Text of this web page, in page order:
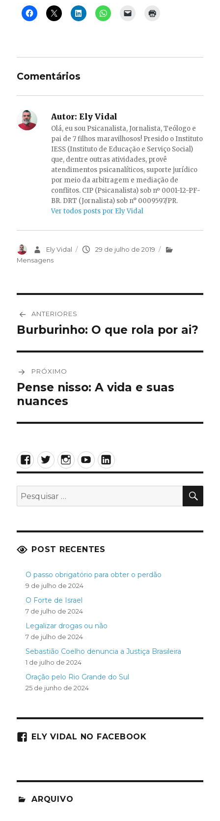
Comentários
Autor: Ely Vidal
Olá, eu sou Psicanalista, Jornalista, Teólogo e
pai de 7 filhos maravilhosos! Presido o Instituto
IESS (Instituto de Educação e Serviço Social)
que, dentre outras atividades, provê
atendimentos psicanalíticos, suporte jurídico
por meio da arbitragem e mediação de
conflitos. CIP (Psicanalista) sob nº 0001-12-PF-
BR. DRT (Jornalista) sob n° 0009597/PR.
Ver todos posts por Ely Vidal
AutorEly Vidal
Publicado
29 de julho de 2019
Categorias
Mensagens
de
ANTERIORES
Post
Burburinho: O que rola por ai?
PRÓXIMO
Próximo
post:
Pense nisso: A vida e suas
nuances
Facebook
TwitterInstagram
YouTubeLinkedIn
Pesquisar
POST RECENTES
O passo obrigatório para obter o perdão
9 de julho de 2024
O Forte de Israel
7 de julho de 2024
Legalizar drogas ou não
7 de julho de 2024
Sebastião Coelho denuncia a Justiça Brasileira
1 de julho de 2024
Oração pelo Rio Grande do Sul
25 de junho de 2024
ELY VIDAL NO FACEBOOK
ARQUIVO